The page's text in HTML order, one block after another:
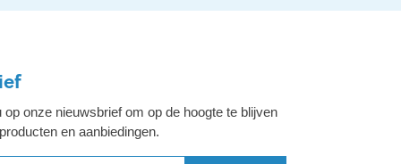
op onze nieuwsbrief om op de hoogte te blijven
en aanbiedingen.